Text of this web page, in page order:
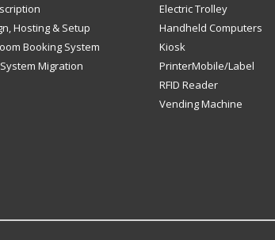
Hosting & Setup
Booking System
Migration
Electric Trolley
Handheld Computers
Kiosk
PrinterMobile/Label
RFID Reader
Vending Machine